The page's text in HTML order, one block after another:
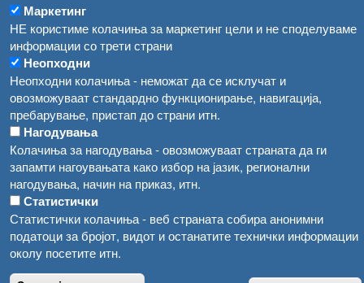
Маркетинг
НЕ користиме колачиња за маркетинг цели и не споделуваме
информации со трети страни
Неопходни
Неопходни колачиња - неможат да се исклучат и
овозможуваат стандардно функционирање, навигација,
пребарување, пристап до страни итн.
Нагодувања
Колачиња за нагодувања - овозможуваат страната да ги
запамти нагоувањата како избор на јазик, регионални
нагодувања, начин на приказ, итн.
Статистички
Статистички колачиња - веб страната собира анонимни
податоци за бројот, видот и останатите технички информации
околу посетите итн.
Водата во Гостивар може да се користи како техничка, продолжува испораката на флаширана вода
Во Гостивар спроведени 70 вонредни контроли
Забраната за водата во Гостивар останува на сила, операторите да користат само технички безбедна вода
Обрасци
Забрани
Огласи